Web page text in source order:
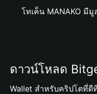
โทเค็น MANAKO มีมู
ดาวน์โหลด
Wallet สำหรับคริปโตที่